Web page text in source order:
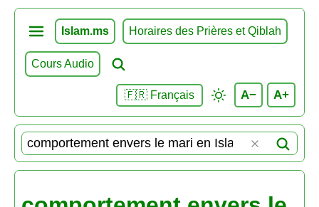
Islam.ms Horaires des Prières et Qiblah
Cours Audio
🇫🇷 Français A− A+